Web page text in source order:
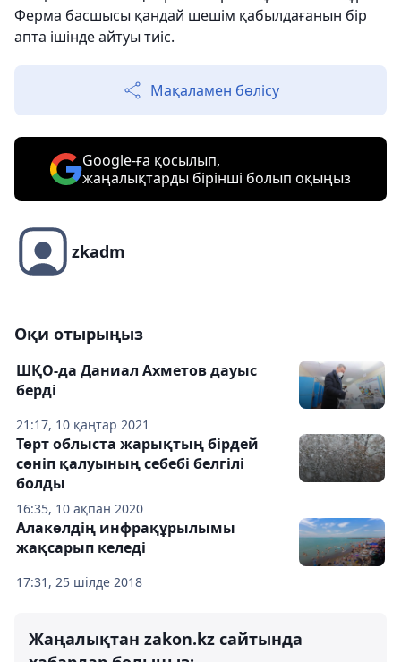
Ферма басшысы қандай шешім қабылдағанын бір
апта ішінде айтуы тиіс.
Мақаламен бөлісу
Google-ға қосылып,
жаңалықтарды бірінші болып оқыңыз
zkadm
Оқи отырыңыз
21:17, 10 қаңтар 2021
ШҚО-да Даниал Ахметов дауыс
берді
16:35, 10 ақпан 2020
Төрт облыста жарықтың бірдей
сөніп қалуының себебі белгілі
болды
17:31, 25 шілде 2018
Алакөлдің инфрақұрылымы
жақсарып келеді
Жаңалықтан zakon.kz сайтында